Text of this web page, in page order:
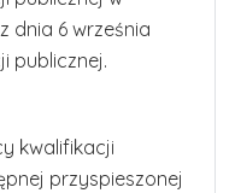
dnia 6 września
publicznej.
kwalifikacji
przyspieszonej